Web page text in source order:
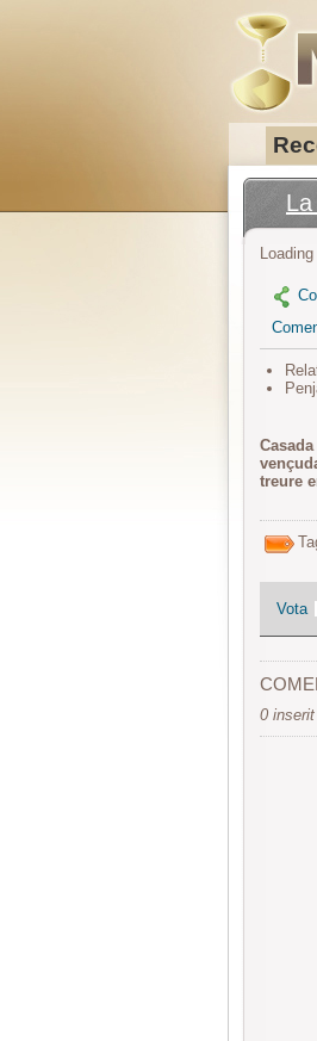
treure
Vota
0 inserit